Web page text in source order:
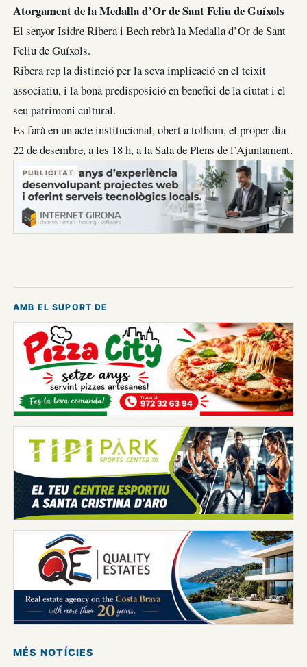
Atorgament de la Medalla d’Or de Sant Feliu de Guíxols
El senyor Isidre Ribera i Bech rebrà la Medalla d’Or de Sant
Feliu de Guíxols.
Ribera rep la distinció per la seva implicació en el teixit
associatiu, i la bona predisposició en benefici de la ciutat i el
seu patrimoni cultural.
Es farà en un acte institucional, obert a tothom, el proper dia
22 de desembre, a les 18 h, a la Sala de Plens de l’Ajuntament.
PUBLICITAT
AMB EL SUPORT DE
MÉS NOTÍCIES